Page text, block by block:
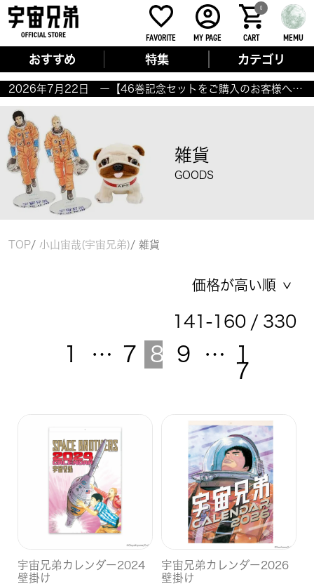
FAVORITE MY PAGE CART
0
MEMU
おすすめ 特集 カテゴリ
2026年7月22日 ー【46巻記念セットをご購入のお客様へ】商品のお届けについてー
雑貨
GOODS
TOP 小山宙哉(宇宙兄弟) 雑貨
価格が高い順
330
141 -160
1 … 7 8 9 … 1
7
宇宙兄弟カレンダー2024
壁掛け
宇宙兄弟カレンダー2026
壁掛け